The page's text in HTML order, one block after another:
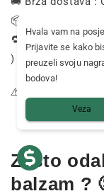
📦
🔁
moguć
)
⚠️
Zašto
balzam ?
Hvala vam na
Prijavite se kako
preuzeli svoju
bodova!
Veza